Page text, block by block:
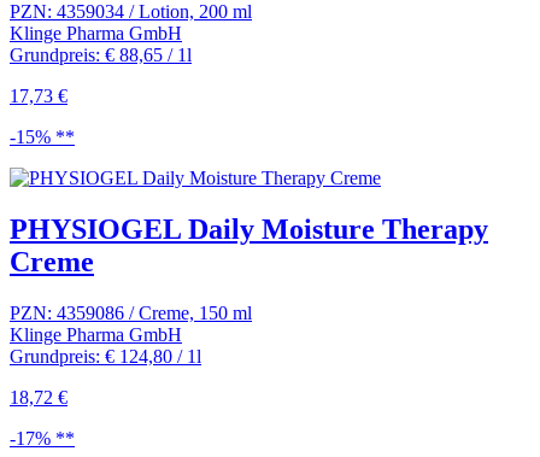
PZN: 4359034 / Lotion, 200 ml
Klinge Pharma GmbH
Grundpreis: € 88,65 / 1l
17,73 €
-15% **
PHYSIOGEL Daily Moisture Therapy
Creme
PZN: 4359086 / Creme, 150 ml
Klinge Pharma GmbH
Grundpreis: € 124,80 / 1l
18,72 €
-17% **